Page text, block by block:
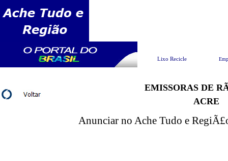
Lixo Recicle
EMISSORAS DE
ACRE
Anunciar no Ache Tudo e